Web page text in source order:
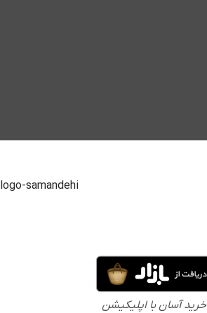
خرید آسان با اپلیکیشن